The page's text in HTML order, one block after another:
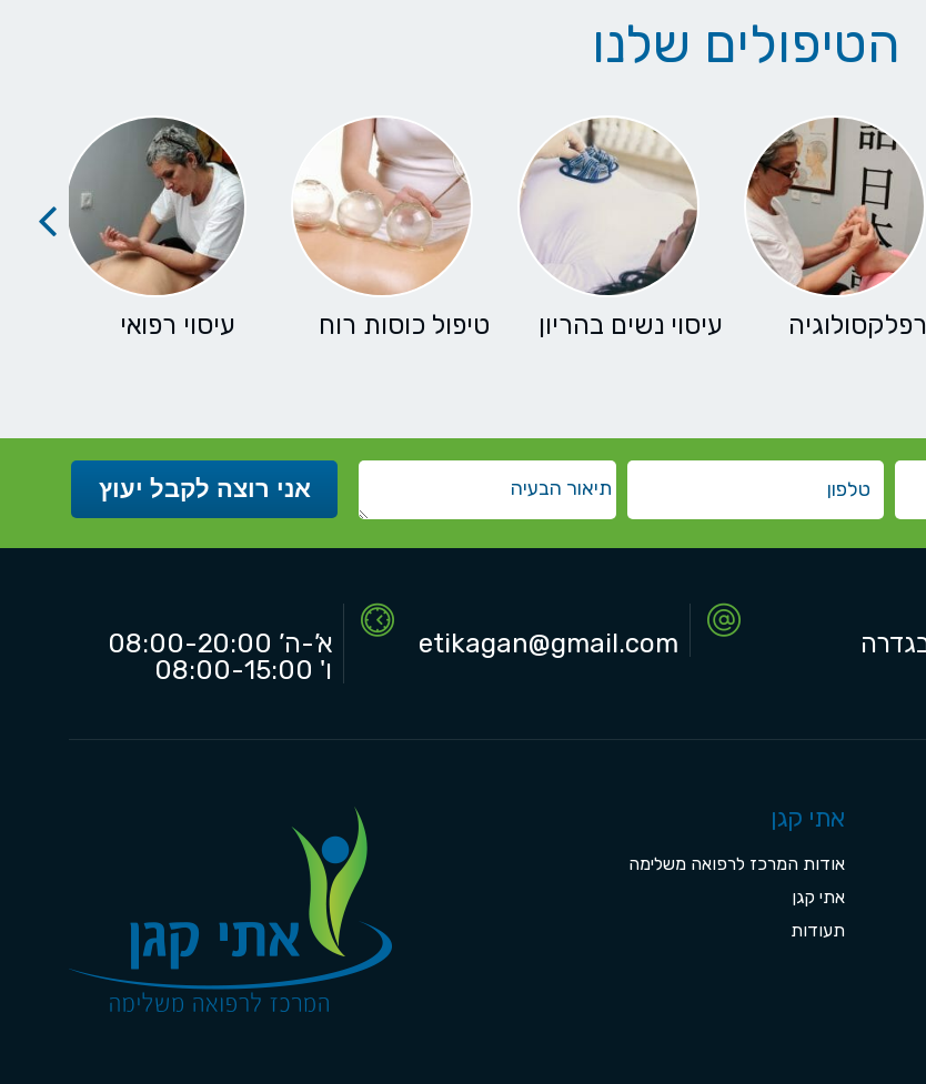
הטיפולים שלנו
רפלקסולוגיה עיסוי נשים בהריון טיפול כוסות רוח עיסוי רפואי
etikagan@gmail.com
א’-ה’ 08:00-20:00
ו' 08:00-15:00
אתי קגן
אודות המרכז לרפואה משלימה
אתי קגן
תעודות